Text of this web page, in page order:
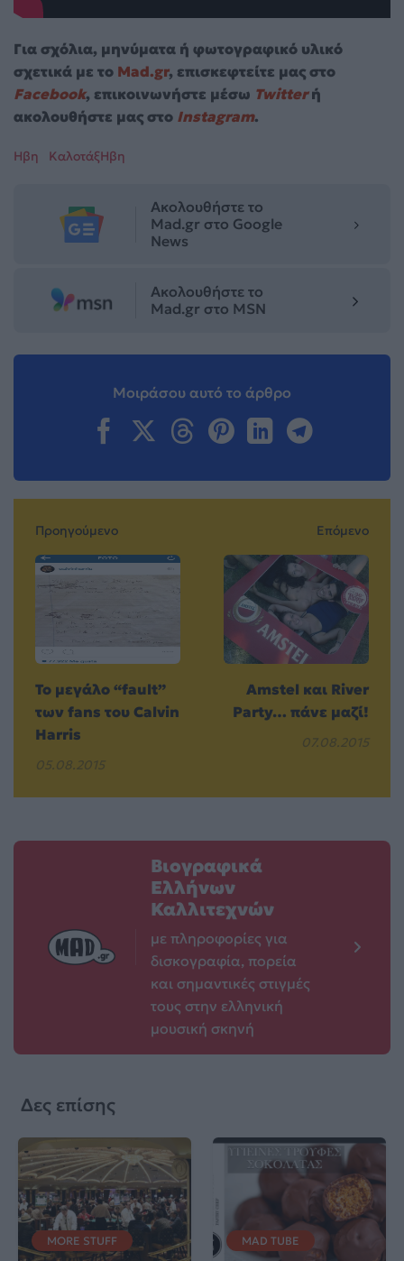
Για σχόλια, μηνύματα ή φωτογραφικό υλικό
σχετικά με το Mad.gr, επισκεφτείτε μας στο
Facebook, επικοινωνήστε μέσω Twitterή
ακολουθήστε μας στο Instagram.
Ηβη ΚαλοτάξΗβη
Ακολουθήστε το
Mad.gr στο Google
News
Ακολουθήστε το
Mad.gr στο MSN
Μοιράσου αυτό το άρθρο
Προηγούμενο
Το μεγάλο “fault”
των fans του Calvin
Harris
05.08.2015
Επόμενο
Amstel και River
Party… πάνε μαζί!
07.08.2015
Βιογραφικά
Ελλήνων
Καλλιτεχνών
με πληροφορίες για
δισκογραφία, πορεία
και σημαντικές στιγμές
τους στην ελληνική
μουσική σκηνή
Δες επίσης
MORE STUFF MAD TUBE